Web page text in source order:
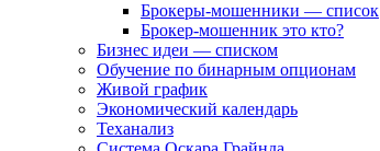
Брокеры-мошенники — список
Брокер-мошенник это кто?
Бизнес идеи — списком
Обучение по бинарным опционам
Живой график
Экономический календарь
Теханализ